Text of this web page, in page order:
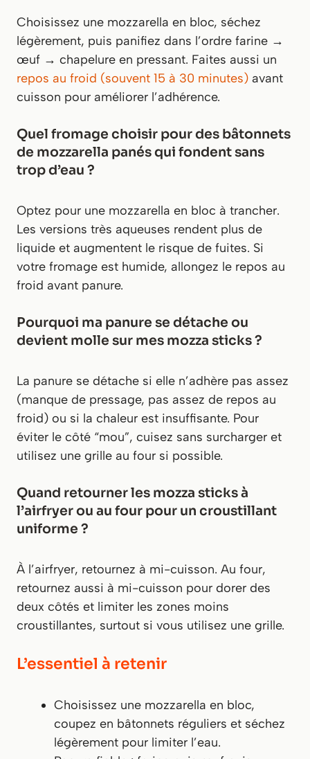
Choisissez une mozzarella en bloc, séchez
légèrement, puis panifiez dans l’ordre farine →
œuf → chapelure en pressant. Faites aussi un
repos au froid (souvent 15 à 30 minutes) avant
cuisson pour améliorer l’adhérence.
Quel fromage choisir pour des bâtonnets
de mozzarella panés qui fondent sans
trop d’eau ?
Optez pour une mozzarella en bloc à trancher.
Les versions très aqueuses rendent plus de
liquide et augmentent le risque de fuites. Si
votre fromage est humide, allongez le repos au
froid avant panure.
Pourquoi ma panure se détache ou
devient molle sur mes mozza sticks ?
La panure se détache si elle n’adhère pas assez
(manque de pressage, pas assez de repos au
froid) ou si la chaleur est insuffisante. Pour
éviter le côté “mou”, cuisez sans surcharger et
utilisez une grille au four si possible.
Quand retourner les mozza sticks à
l’airfryer ou au four pour un croustillant
uniforme ?
À l’airfryer, retournez à mi-cuisson. Au four,
retournez aussi à mi-cuisson pour dorer des
deux côtés et limiter les zones moins
croustillantes, surtout si vous utilisez une grille.
L’essentiel à retenir
Choisissez une mozzarella en bloc,
coupez en bâtonnets réguliers et séchez
légèrement pour limiter l’eau.